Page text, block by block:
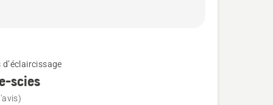
d’éclaircissage
scies